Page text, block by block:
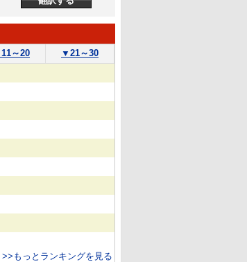
11～20 ▼ 21～30
>>もっとランキングを見る